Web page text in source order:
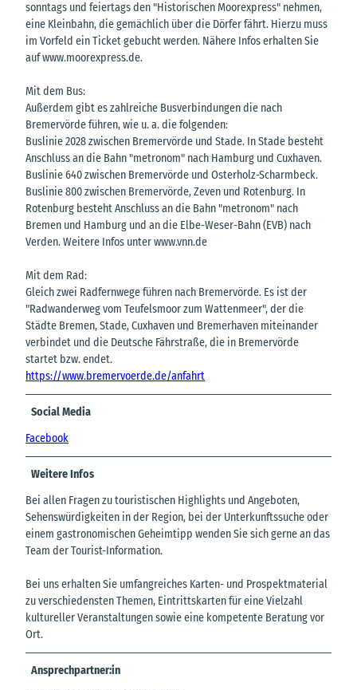
sonntags und feiertags den "Historischen Moorexpress" nehmen,
eine Kleinbahn, die gemächlich über die Dörfer fährt. Hierzu muss
im Vorfeld ein Ticket gebucht werden. Nähere Infos erhalten Sie
auf www.moorexpress.de.
Mit dem Bus:
Außerdem gibt es zahlreiche Busverbindungen die nach
Bremervörde führen, wie u. a. die folgenden:
Buslinie 2028 zwischen Bremervörde und Stade. In Stade besteht
Anschluss an die Bahn "metronom" nach Hamburg und Cuxhaven.
Buslinie 640 zwischen Bremervörde und Osterholz-Scharmbeck.
Buslinie 800 zwischen Bremervörde, Zeven und Rotenburg. In
Rotenburg besteht Anschluss an die Bahn "metronom" nach
Bremen und Hamburg und an die Elbe-Weser-Bahn (EVB) nach
Verden. Weitere Infos unter www.vnn.de
Mit dem Rad:
Gleich zwei Radfernwege führen nach Bremervörde. Es ist der
"Radwanderweg vom Teufelsmoor zum Wattenmeer", der die
Städte Bremen, Stade, Cuxhaven und Bremerhaven miteinander
verbindet und die Deutsche Fährstraße, die in Bremervörde
startet bzw. endet.
https://www.bremervoerde.de/anfahrt
Social Media
Facebook
Weitere Infos
Bei allen Fragen zu touristischen Highlights und Angeboten,
Sehenswürdigkeiten in der Region, bei der Unterkunftssuche oder
einem gastronomischen Geheimtipp wenden Sie sich gerne an das
Team der Tourist-Information.
Bei uns erhalten Sie umfangreiches Karten- und Prospektmaterial
zu verschiedensten Themen, Eintrittskarten für eine Vielzahl
kultureller Veranstaltungen sowie eine kompetente Beratung vor
Ort.
Ansprechpartner:in